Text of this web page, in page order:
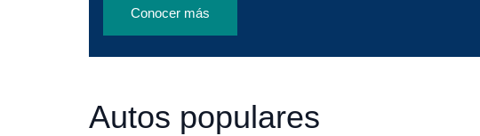
Conocer más
Autos populares